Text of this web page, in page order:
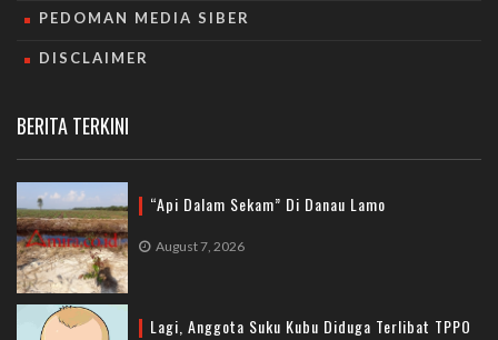
PEDOMAN MEDIA SIBER
DISCLAIMER
BERITA TERKINI
“Api Dalam Sekam” Di Danau Lamo
August 7, 2026
Lagi, Anggota Suku Kubu Diduga Terlibat TPPO